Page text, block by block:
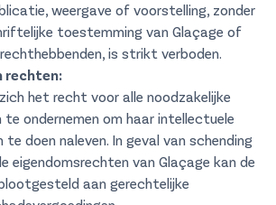
weergave of voorstelling, zonder
toestemming van Glaçage of
is strikt verboden.
rechten:
het recht voor alle noodzakelijke
ondernemen om haar intellectuele
doen naleven. In geval van schending
eigendomsrechten van Glaçage kan de
aan gerechtelijke